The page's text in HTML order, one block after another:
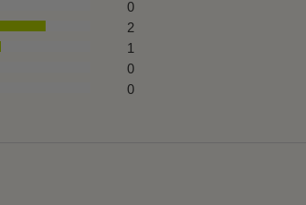
0
2
1
0
0